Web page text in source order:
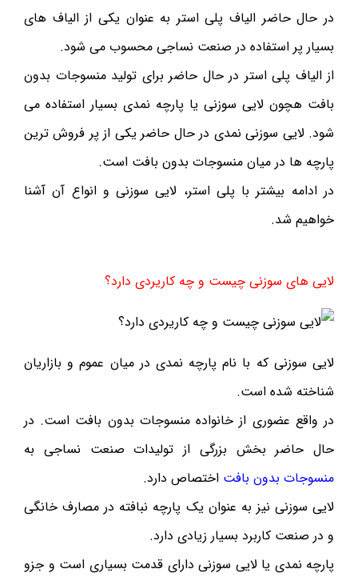
در حال حاضر الیاف پلی استر به عنوان یکی از الیاف های
بسیار پر استفاده در صنعت نساجی محسوب می شود.
از الیاف پلی استر در حال حاضر برای تولید منسوجات بدون
بافت هچون لایی سوزنی یا پارچه نمدی بسیار استفاده می
شود. لایی سوزنی نمدی در حال حاضر یکی از پر فروش ترین
پارچه ها در میان منسوجات بدون بافت است.
در ادامه بیشتر با پلی استر، لایی سوزنی و انواع آن آشنا
خواهیم شد.
لایی های سوزنی چیست و چه کاریردی دارد؟
لایی سوزنی که با نام پارچه نمدی در میان عموم و بازاریان
شناخته شده است.
در واقع عضوری از خانواده منسوجات بدون بافت است. در
حال حاضر بخش بزرگی از تولیدات صنعت نساجی به
منسوجات بدون بافت اختصاص دارد.
لایی سوزنی نیز به عنوان یک پارچه نبافته در مصارف خانگی
و در صنعت کاربرد بسیار زیادی دارد.
پارچه نمدی یا لایی سوزنی دارای قدمت بسیاری است و جزو